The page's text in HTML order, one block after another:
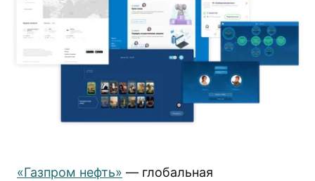
«Газпром нефть» — глобальная